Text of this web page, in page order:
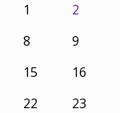
1
2
8
9
15
16
22
23